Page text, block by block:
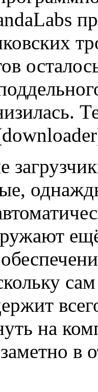
на
в